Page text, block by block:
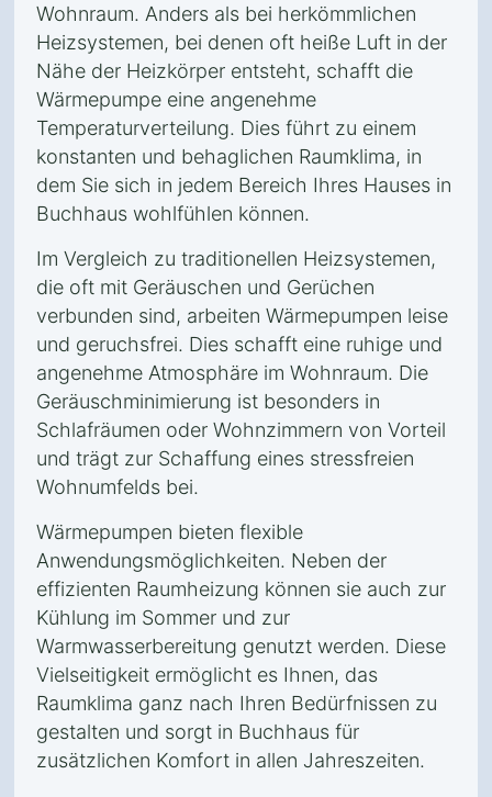
Wohnraum. Anders als bei herkömmlichen
Heizsystemen, bei denen oft heiße Luft in der
Nähe der Heizkörper entsteht, schafft die
Wärmepumpe eine angenehme
Temperaturverteilung. Dies führt zu einem
konstanten und behaglichen Raumklima, in
dem Sie sich in jedem Bereich Ihres Hauses in
Buchhaus wohlfühlen können.
Im Vergleich zu traditionellen Heizsystemen,
die oft mit Geräuschen und Gerüchen
verbunden sind, arbeiten Wärmepumpen leise
und geruchsfrei. Dies schafft eine ruhige und
angenehme Atmosphäre im Wohnraum. Die
Geräuschminimierung ist besonders in
Schlafräumen oder Wohnzimmern von Vorteil
und trägt zur Schaffung eines stressfreien
Wohnumfelds bei.
Wärmepumpen bieten flexible
Anwendungsmöglichkeiten. Neben der
effizienten Raumheizung können sie auch zur
Kühlung im Sommer und zur
Warmwasserbereitung genutzt werden. Diese
Vielseitigkeit ermöglicht es Ihnen, das
Raumklima ganz nach Ihren Bedürfnissen zu
gestalten und sorgt in Buchhaus für
zusätzlichen Komfort in allen Jahreszeiten.